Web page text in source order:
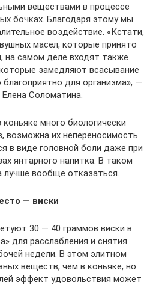
веществами в процессе
бочках. Благодаря этому мы
воздействие. «Кстати,
масел, которые принято
на самом деле входят также
замедляют всасывание
для организма», —
Соломатина.
коньяке много биологически
возможна их непереносимость.
в виде головной боли даже при
янтарного напитка. В таком
лучше вообще отказаться.
— виски
30 — 40 граммов виски в
для расслабления и снятия
недели. В этом элитном
веществ, чем в коньяке, но
эффект удовольствия может